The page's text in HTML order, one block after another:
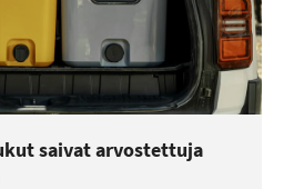
saivat arvostettuja